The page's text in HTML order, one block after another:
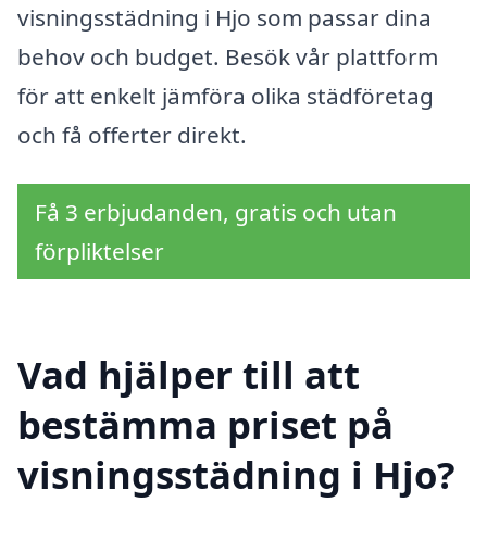
visningsstädning i Hjo som passar dina
behov och budget. Besök vår plattform
för att enkelt jämföra olika städföretag
och få offerter direkt.
Få 3 erbjudanden, gratis och utan
förpliktelser
Vad hjälper till att
bestämma priset på
visningsstädning i Hjo?